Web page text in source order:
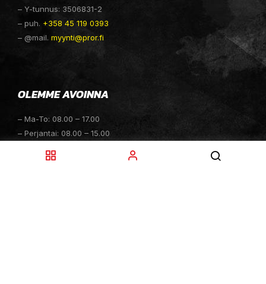
– Y-tunnus: 3506831-2
– puh. +358 45 119 0393
– @mail. myynti@pror.fi
OLEMME AVOINNA
– Ma-To: 08.00 – 17.00
– Perjantai: 08.00 – 15.00
– Sunnuntai: Suljettu